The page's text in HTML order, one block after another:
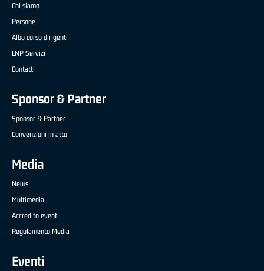
Chi siamo
Persone
Albo corso dirigenti
LNP Servizi
Contatti
Sponsor & Partner
Sponsor & Partner
Convenzioni in atto
Media
News
Multimedia
Accredito eventi
Regolamento Media
Eventi